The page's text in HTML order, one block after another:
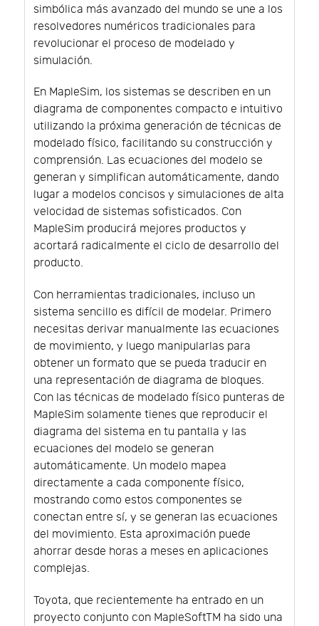
simbólica más avanzado del mundo se une a los
resolvedores numéricos tradicionales para
revolucionar el proceso de modelado y
simulación.
En MapleSim, los sistemas se describen en un
diagrama de componentes compacto e intuitivo
utilizando la próxima generación de técnicas de
modelado físico, facilitando su construcción y
comprensión. Las ecuaciones del modelo se
generan y simplifican automáticamente, dando
lugar a modelos concisos y simulaciones de alta
velocidad de sistemas sofisticados. Con
MapleSim producirá mejores productos y
acortará radicalmente el ciclo de desarrollo del
producto.
Con herramientas tradicionales, incluso un
sistema sencillo es difícil de modelar. Primero
necesitas derivar manualmente las ecuaciones
de movimiento, y luego manipularlas para
obtener un formato que se pueda traducir en
una representación de diagrama de bloques.
Con las técnicas de modelado físico punteras de
MapleSim solamente tienes que reproducir el
diagrama del sistema en tu pantalla y las
ecuaciones del modelo se generan
automáticamente. Un modelo mapea
directamente a cada componente físico,
mostrando como estos componentes se
conectan entre sí, y se generan las ecuaciones
del movimiento. Esta aproximación puede
ahorrar desde horas a meses en aplicaciones
complejas.
Toyota, que recientemente ha entrado en un
proyecto conjunto con MapleSoftTM ha sido una